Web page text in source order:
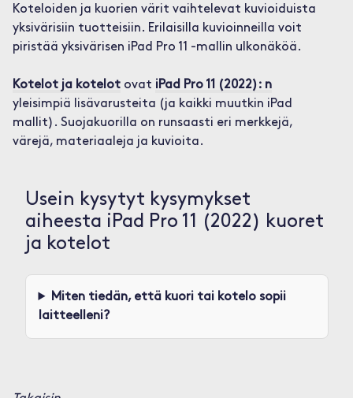
Koteloiden ja kuorien värit vaihtelevat kuvioiduista
yksivärisiin tuotteisiin. Erilaisilla kuvioinneilla voit
piristää yksivärisen iPad Pro 11 -mallin ulkonäköä.
Kotelot ja kotelotovat iPad Pro 11 (2022): n
yleisimpiä lisävarusteita (ja kaikki muutkin iPad
mallit). Suojakuorilla on runsaasti eri merkkejä,
värejä, materiaaleja ja kuvioita.
Usein kysytyt kysymykset
aiheesta iPad Pro 11 (2022) kuoret
ja kotelot
Miten tiedän, että kuori tai kotelo sopii
laitteelleni?